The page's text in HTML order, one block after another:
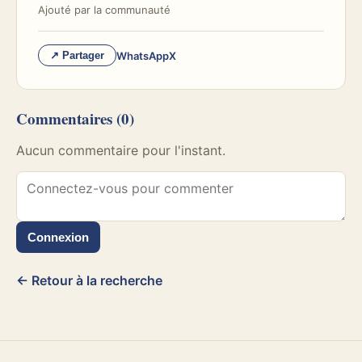
Ajouté par la communauté
↗ Partager WhatsAppX
Commentaires (0)
Aucun commentaire pour l'instant.
Connexion
← Retour à la recherche